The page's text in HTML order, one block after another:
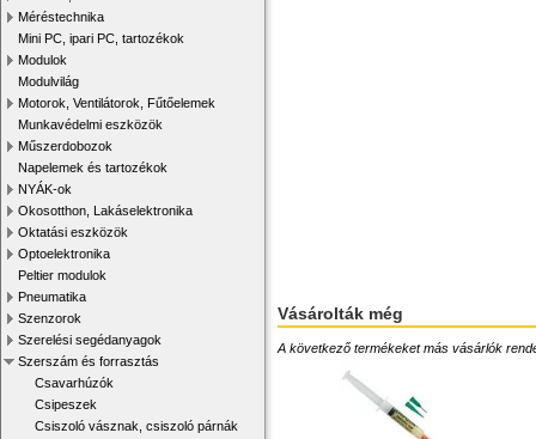
Méréstechnika
Mini PC, ipari PC, tartozékok
Modulok
Modulvilág
Motorok, Ventilátorok, Fűtőelemek
Munkavédelmi eszközök
Műszerdobozok
Napelemek és tartozékok
NYÁK-ok
Okosotthon, Lakáselektronika
Oktatási eszközök
Optoelektronika
Peltier modulok
Pneumatika
Szenzorok
Szerelési segédanyagok
Szerszám és forrasztás
Csavarhúzók
Csipeszek
Csiszoló vásznak, csiszoló párnák
Vásárolták még
A következő termékeket más vásárlók